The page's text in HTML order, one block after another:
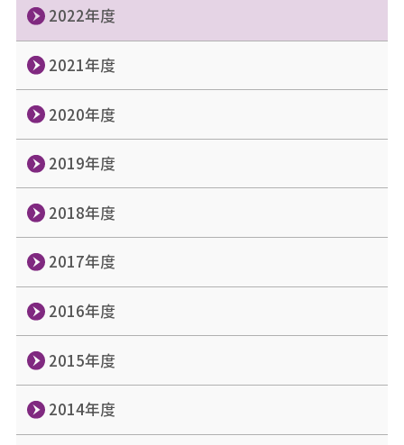
2022年度
2021年度
2020年度
2019年度
2018年度
2017年度
2016年度
2015年度
2014年度